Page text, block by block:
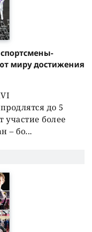
миру достижения
до 5
более
– бо...